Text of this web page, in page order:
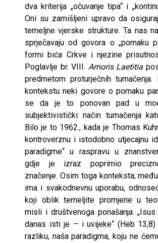
dva kriterija „očuvanje tipa“ i
Oni su zamišljeni upravo da
temeljne vjerske strukture. Ta nas
sprječavaju od govora o „pomaku
formi bića Crkve i njezine
Poglavlje br. VIII. Amoris Laetitia
predmetom proturječnih
kontekstu neki govore o pomaku
se da je to ponovan pad u
subjektivistički način tumačenja
Bilo je to 1962., kada je Thomas
kontroverznu i istodobno utjecajnu
paradigme“ u raspravu u
gdje je izraz poprimio
značenje. Osim toga konteksta,
ima i svakodnevnu uporabu,
koji oblik temeljite promjene u
misli i društvenoga ponašanja.
danas isti je – i uvijeke“ (Heb
razliku, naša paradigma, koju ne